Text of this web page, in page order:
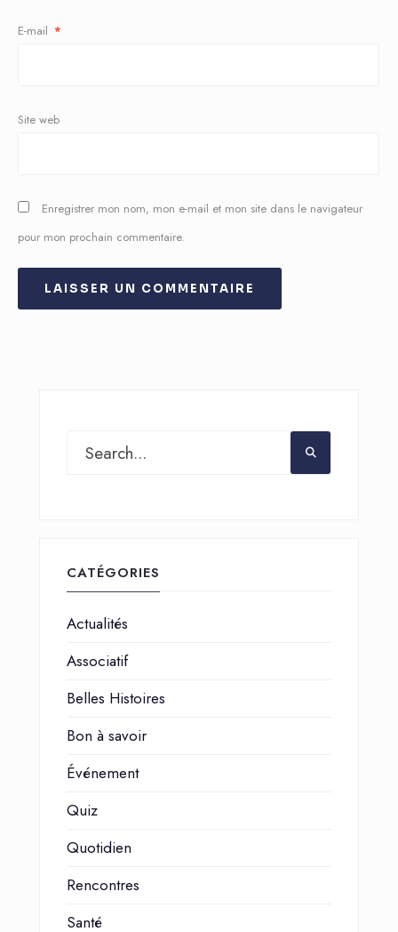
E-mail *
Site web
Enregistrer mon nom, mon e-mail et mon site dans le navigateur
pour mon prochain commentaire.
CATÉGORIES
Actualités
Associatif
Belles Histoires
Bon à savoir
Événement
Quiz
Quotidien
Rencontres
Santé